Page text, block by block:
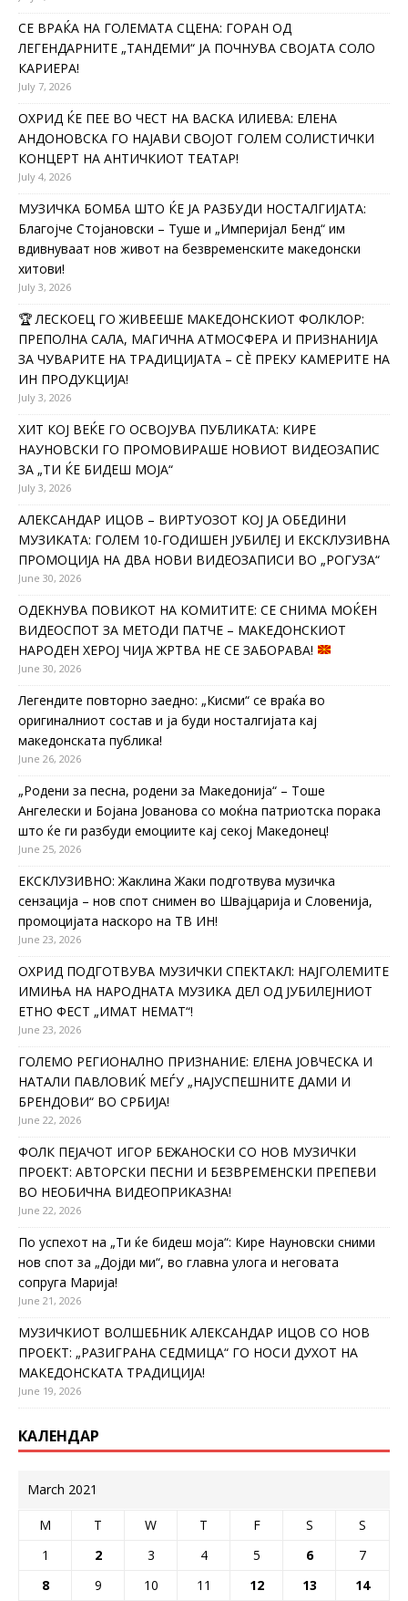
СЕ ВРАЌА НА ГОЛЕМАТА СЦЕНА: ГОРАН ОД
ЛЕГЕНДАРНИТЕ „ТАНДЕМИ“ ЈА ПОЧНУВА СВОЈАТА СОЛО
КАРИЕРА!
July 7, 2026
ОХРИД ЌЕ ПЕЕ ВО ЧЕСТ НА ВАСКА ИЛИЕВА: ЕЛЕНА
АНДОНОВСКА ГО НАЈАВИ СВОЈОТ ГОЛЕМ СОЛИСТИЧКИ
КОНЦЕРТ НА АНТИЧКИОТ ТЕАТАР!
July 4, 2026
МУЗИЧКА БОМБА ШТО ЌЕ ЈА РАЗБУДИ НОСТАЛГИЈАТА:
Благојче Стојановски – Туше и „Империјал Бенд“ им
вдивнуваат нов живот на безвременските македонски
хитови!
July 3, 2026
🏆 ЛЕСКОЕЦ ГО ЖИВЕЕШЕ МАКЕДОНСКИОТ ФОЛКЛОР:
ПРЕПОЛНА САЛА, МАГИЧНА АТМОСФЕРА И ПРИЗНАНИЈА
ЗА ЧУВАРИТЕ НА ТРАДИЦИЈАТА – СÈ ПРЕКУ КАМЕРИТЕ НА
ИН ПРОДУКЦИЈА!
July 3, 2026
ХИТ КОЈ ВЕЌЕ ГО ОСВОЈУВА ПУБЛИКАТА: КИРЕ
НАУНОВСКИ ГО ПРОМОВИРАШЕ НОВИОТ ВИДЕОЗАПИС
ЗА „ТИ ЌЕ БИДЕШ МОЈА“
July 3, 2026
АЛЕКСАНДАР ИЦОВ – ВИРТУОЗОТ КОЈ ЈА ОБЕДИНИ
МУЗИКАТА: ГОЛЕМ 10-ГОДИШЕН ЈУБИЛЕЈ И ЕКСКЛУЗИВНА
ПРОМОЦИЈА НА ДВА НОВИ ВИДЕОЗАПИСИ ВО „РОГУЗА“
June 30, 2026
ОДЕКНУВА ПОВИКОТ НА КОМИТИТЕ: СЕ СНИМА МОЌЕН
ВИДЕОСПОТ ЗА МЕТОДИ ПАТЧЕ – МАКЕДОНСКИОТ
НАРОДЕН ХЕРОЈ ЧИЈА ЖРТВА НЕ СЕ ЗАБОРАВА!
June 30, 2026
Легендите повторно заедно: „Кисми“ се враќа во
оригиналниот состав и ја буди носталгијата кај
македонската публика!
June 26, 2026
„Родени за песна, родени за Македонија“ – Тоше
Ангелески и Бојана Јованова со моќна патриотска порака
што ќе ги разбуди емоциите кај секој Македонец!
June 25, 2026
ЕКСКЛУЗИВНО: Жаклина Жаки подготвува музичка
сензација – нов спот снимен во Швајцарија и Словенија,
промоцијата наскоро на ТВ ИН!
June 23, 2026
ОХРИД ПОДГОТВУВА МУЗИЧКИ СПЕКТАКЛ: НАЈГОЛЕМИТЕ
ИМИЊА НА НАРОДНАТА МУЗИКА ДЕЛ ОД ЈУБИЛЕЈНИОТ
ЕТНО ФЕСТ „ИМАТ НЕМАТ“!
June 23, 2026
ГОЛЕМО РЕГИОНАЛНО ПРИЗНАНИЕ: ЕЛЕНА ЈОВЧЕСКА И
НАТАЛИ ПАВЛОВИЌ МЕЃУ „НАЈУСПЕШНИТЕ ДАМИ И
БРЕНДОВИ“ ВО СРБИЈА!
June 22, 2026
ФОЛК ПЕЈАЧОТ ИГОР БЕЖАНОСКИ СО НОВ МУЗИЧКИ
ПРОЕКТ: АВТОРСКИ ПЕСНИ И БЕЗВРЕМЕНСКИ ПРЕПЕВИ
ВО НЕОБИЧНА ВИДЕОПРИКАЗНА!
June 22, 2026
По успехот на „Ти ќе бидеш моја“: Кире Науновски сними
нов спот за „Дојди ми“, во главна улога и неговата
сопруга Марија!
June 21, 2026
МУЗИЧКИОТ ВОЛШЕБНИК АЛЕКСАНДАР ИЦОВ СО НОВ
ПРОЕКТ: „РАЗИГРАНА СЕДМИЦА“ ГО НОСИ ДУХОТ НА
МАКЕДОНСКАТА ТРАДИЦИЈА!
June 19, 2026
КАЛЕНДАР
March 2021
M T W T F S
S
1
2 3 4 5 6
7
8
9 10 11 12 13
14